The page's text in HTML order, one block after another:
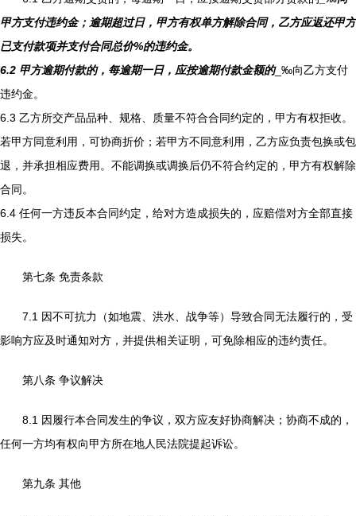
甲方支付违约金；逾期超过日，甲方有权单方解除合同，乙方应返还甲方
已支付款项并支付合同总价%的违约金。
6.2 甲方逾期付款的，每逾期一日，应按逾期付款金额的_‰向乙方支付
违约金。
6.3 乙方所交产品品种、规格、质量不符合合同约定的，甲方有权拒收。
若甲方同意利用，可协商折价；若甲方不同意利用，乙方应负责包换或包
退，并承担相应费用。不能调换或调换后仍不符合约定的，甲方有权解除
合同。
6.4 任何一方违反本合同约定，给对方造成损失的，应赔偿对方全部直接
损失。
第七条 免责条款
7.1 因不可抗力（如地震、洪水、战争等）导致合同无法履行的，受
影响方应及时通知对方，并提供相关证明，可免除相应的违约责任。
第八条 争议解决
8.1 因履行本合同发生的争议，双方应友好协商解决；协商不成的，
任何一方均有权向甲方所在地人民法院提起诉讼。
第九条 其他